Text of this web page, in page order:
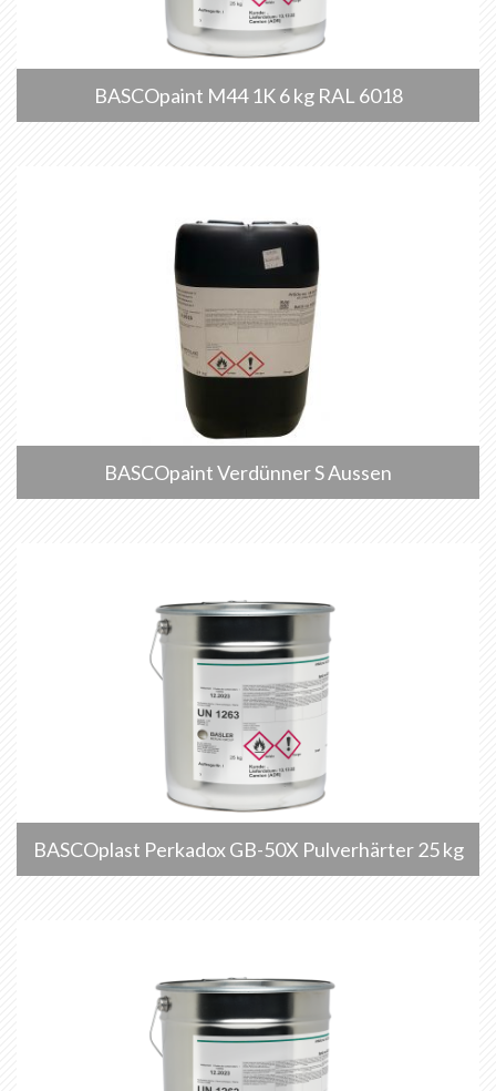
BASCOpaint M44 1K 6 kg RAL 6018
BASCOpaint Verdünner S Aussen
BASCOplast Perkadox GB-50X Pulverhärter 25 kg